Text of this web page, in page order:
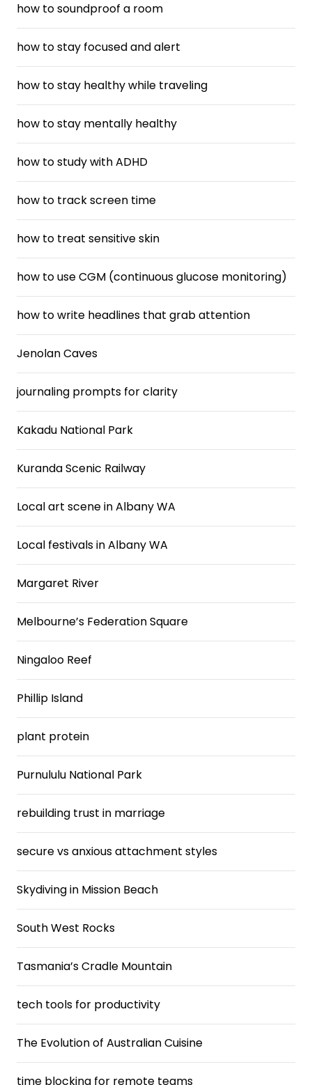
how to soundproof a room
how to stay focused and alert
how to stay healthy while traveling
how to stay mentally healthy
how to study with ADHD
how to track screen time
how to treat sensitive skin
how to use CGM (continuous glucose monitoring)
how to write headlines that grab attention
Jenolan Caves
journaling prompts for clarity
Kakadu National Park
Kuranda Scenic Railway
Local art scene in Albany WA
Local festivals in Albany WA
Margaret River
Melbourne’s Federation Square
Ningaloo Reef
Phillip Island
plant protein
Purnululu National Park
rebuilding trust in marriage
secure vs anxious attachment styles
Skydiving in Mission Beach
South West Rocks
Tasmania’s Cradle Mountain
tech tools for productivity
The Evolution of Australian Cuisine
time blocking for remote teams